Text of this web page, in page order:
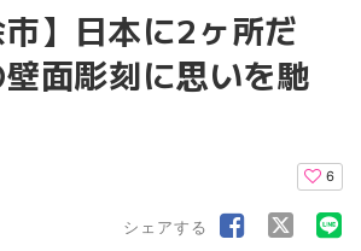
市】日本に2ヶ所だ
面彫刻に思いを馳
6
シェアする